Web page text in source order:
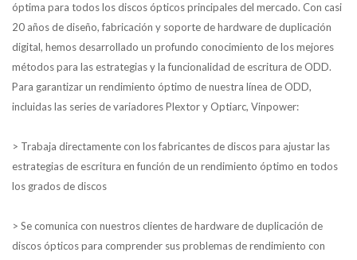
óptima para todos los discos ópticos principales del mercado. Con casi
20 años de diseño, fabricación y soporte de hardware de duplicación
digital, hemos desarrollado un profundo conocimiento de los mejores
métodos para las estrategias y la funcionalidad de escritura de ODD.
Para garantizar un rendimiento óptimo de nuestra línea de ODD,
incluidas las series de variadores Plextor y Optiarc, Vinpower:
> Trabaja directamente con los fabricantes de discos para ajustar las
estrategias de escritura en función de un rendimiento óptimo en todos
los grados de discos
> Se comunica con nuestros clientes de hardware de duplicación de
discos ópticos para comprender sus problemas de rendimiento con